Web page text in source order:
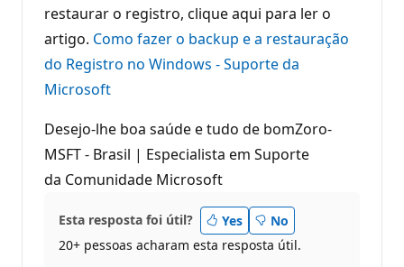
restaurar o registro, clique aqui para ler o
artigo. Como fazer o backup e a restauração
do Registro no Windows - Suporte da
Microsoft
Desejo-lhe boa saúde e tudo de bomZoro-
MSFT - Brasil | Especialista em Suporte
da Comunidade Microsoft
Esta resposta foi útil? Yes
No
20+ pessoas acharam esta resposta útil.